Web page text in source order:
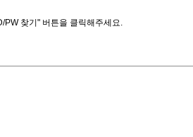
PW 찾기" 버튼을 클릭해주세요.